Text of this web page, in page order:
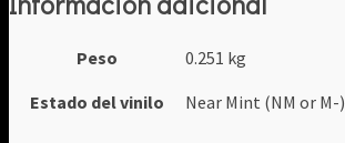
Peso
0.251 kg
Estado del vinilo
Near Mint (NM or M-)